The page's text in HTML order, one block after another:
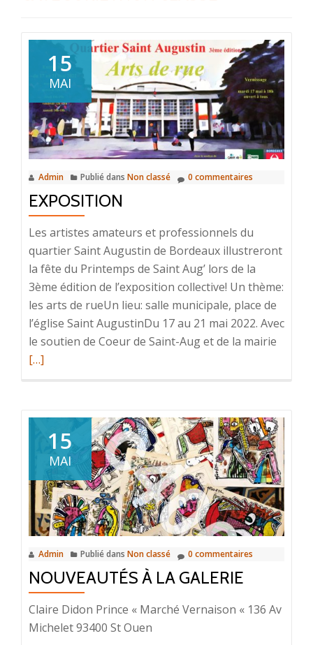
15
MAI
Admin Publié dans Non classé 0 commentaires
EXPOSITION
Les artistes amateurs et professionnels du
quartier Saint Augustin de Bordeaux illustreront
la fête du Printemps de Saint Aug’ lors de la
3ème édition de l’exposition collective! Un thème:
les arts de rueUn lieu: salle municipale, place de
l’église Saint AugustinDu 17 au 21 mai 2022. Avec
le soutien de Coeur de Saint-Aug et de la mairie
[…]
15
MAI
Admin Publié dans Non classé 0 commentaires
NOUVEAUTÉS À LA GALERIE
Claire Didon Prince « Marché Vernaison « 136 Av
Michelet 93400 St Ouen